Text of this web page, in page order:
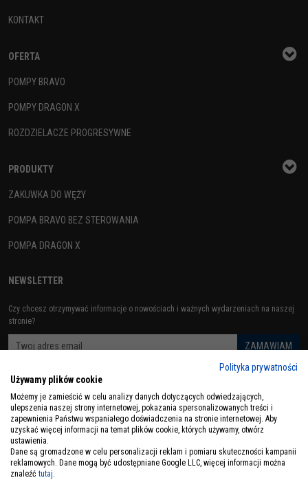
KONTAKT
OFERTA
POMPY BRAVO
POMPY DRAGON X
ROZDZIELACZE PROGRESYWNE
PRODUKTY
ZAKUWKA DO WĘŻY
POMPA BRAVO BEZ STEROWANIA
POMPA DRAGON X
NEWSLETTER
Czy chcesz otrzymywać informacje o nowościach i ważnych wydarzeniach na naszej
stronie?
Polityka prywatności
Używamy plików cookie
Możemy je zamieścić w celu analizy danych dotyczących odwiedzających,
ulepszenia naszej strony internetowej, pokazania spersonalizowanych treści i
zapewnienia Państwu wspaniałego doświadczenia na stronie internetowej. Aby
uzyskać więcej informacji na temat plików cookie, których używamy, otwórz
ustawienia.
Dane są gromadzone w celu personalizacji reklam i pomiaru skuteczności kampanii
reklamowych. Dane mogą być udostępniane Google LLC, więcej informacji można
znaleźć tutaj.